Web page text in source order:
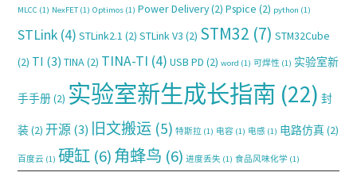
MLCC (1) NexFET (1) Optimos (1) Power Delivery(2) Pspice (2) python (1)
STLink (4) STLink2.1 (2) STLink V3 (2) STM32 (7) STM32Cube
(2) TI (3) TINA(2) TINA-TI (4) USB PD (2) word (1) 可焊性 (1) 实验室新
手手册(2) 实验室新生成长指南 (22) 封
装 (2) 开源 (3) 旧文搬运 (5) 特斯拉 (1) 电容 (1) 电感 (1) 电路仿真 (2)
百度云 (1) 硬缸 (6)角蜂鸟 (6) 进度丢失 (1) 食品风味化学 (1)